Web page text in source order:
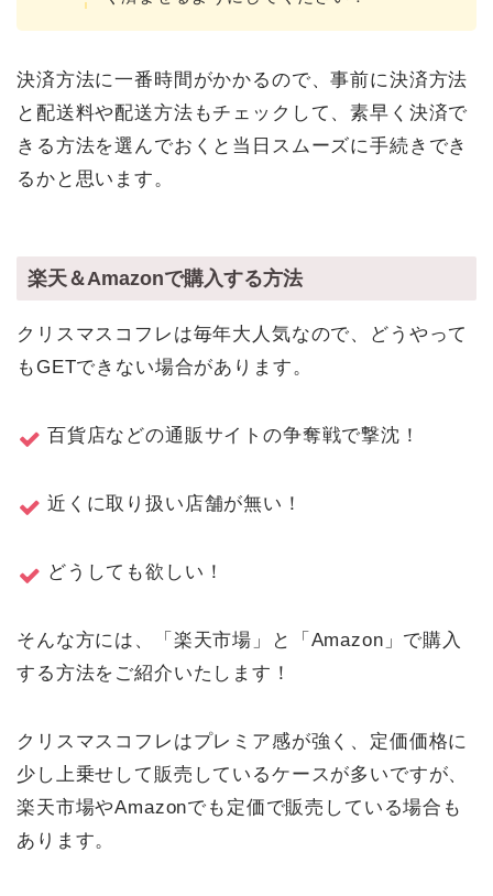
決済方法に一番時間がかかるので、事前に決済方法
と配送料や配送方法もチェックして、素早く決済で
きる方法を選んでおくと当日スムーズに手続きでき
るかと思います。
楽天＆Amazonで購入する方法
クリスマスコフレは毎年大人気なので、どうやって
もGETできない場合があります。
百貨店などの通販サイトの争奪戦で撃沈！
近くに取り扱い店舗が無い！
どうしても欲しい！
そんな方には、「楽天市場」と「Amazon」で購入
する方法をご紹介いたします！
クリスマスコフレはプレミア感が強く、定価価格に
少し上乗せして販売しているケースが多いですが、
楽天市場やAmazonでも定価で販売している場合も
あります。